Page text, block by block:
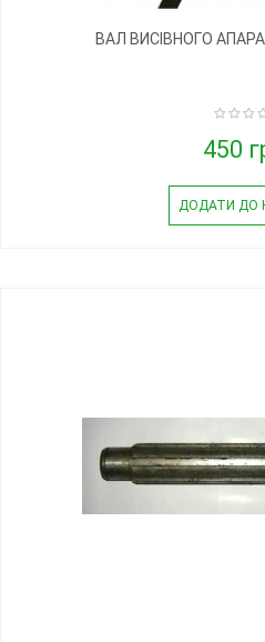
ВАЛ ВИСІВНОГО
450
ДОДАТИ ДО